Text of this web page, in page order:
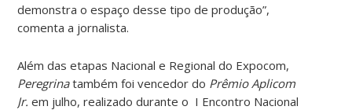
demonstra o espaço desse tipo de produção”,
comenta a jornalista.
Além das etapas Nacional e Regional do Expocom,
Peregrinatambém foi vencedor do Prêmio Aplicom
Jr. em julho, realizado durante o I Encontro Nacional